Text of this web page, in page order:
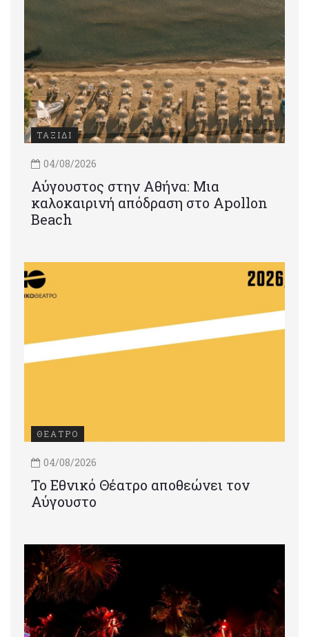
ΤΑΞΙΔΙ
04/08/2026
Αύγουστος στην Αθήνα: Μια
καλοκαιρινή απόδραση στο Apollon
Beach
ΘΕΑΤΡΟ
04/08/2026
Το Εθνικό Θέατρο αποθεώνει τον
Αύγουστο